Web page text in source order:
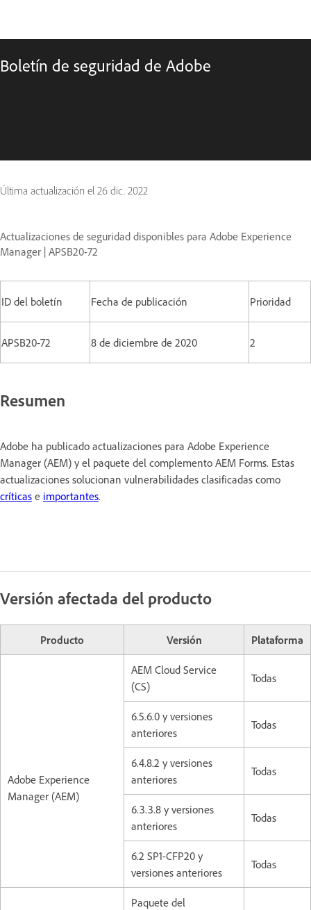
Boletín de seguridad de Adobe
Última actualización el 26 dic. 2022
Actualizaciones de seguridad disponibles para Adobe Experience
Manager | APSB20-72
ID del boletín Fecha de publicación Prioridad
APSB20-72 8 de diciembre de 2020 2
Resumen
Adobe ha publicado actualizaciones para Adobe Experience
Manager (AEM) y el paquete del complemento AEM Forms. Estas
actualizaciones solucionan vulnerabilidades clasificadas como
críticas e importantes.
Versión afectada del producto
Producto Versión Plataforma
Adobe Experience
Manager (AEM)
AEM Cloud Service
(CS)
Todas
6.5.6.0 y versiones
anteriores
Todas
6.4.8.2 y versiones
anteriores
Todas
6.3.3.8 y versiones
anteriores
Todas
6.2 SP1-CFP20 y
versiones anteriores
Todas
Paquete del